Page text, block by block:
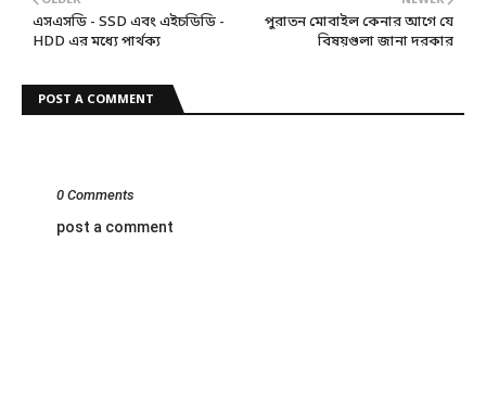
পুরাতন মোবাইল কেনার আগে যে
বিষয়গুলা জানা দরকার
এসএসডি - SSD এবং এইচডিডি -
HDD এর মধ্যে পার্থক্য
POST A COMMENT
0 Comments
post a comment